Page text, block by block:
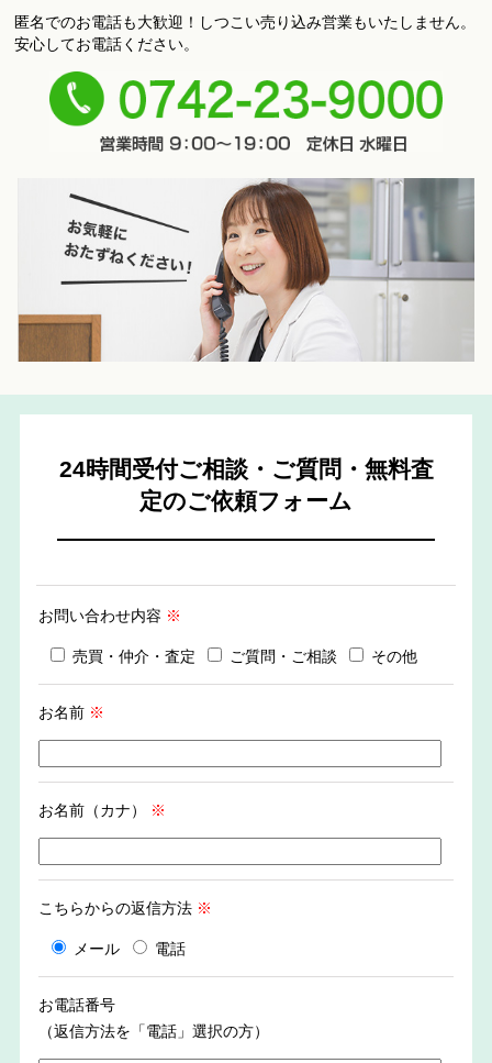
ソコンが苦手な方も遠慮なくお電話ください！
匿名でのお電話も大歓迎！しつこい売り込み営業もいたしません。
安心してお電話ください。
24時間受付ご相談・ご質問・無料査
定のご依頼フォーム
お問い合わせ内容 ※
売買・仲介・査定 ご質問・ご相談 その他
お名前 ※
お名前（カナ） ※
こちらからの返信方法 ※
メール 電話
お電話番号
（返信方法を「電話」選択の方）